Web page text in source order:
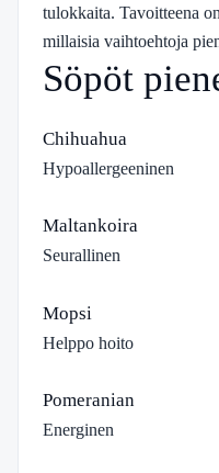
tulokkaita. Tavoitteena
millaisia vaihtoehtoja
Söpöt
Chihuahua
Hypoallergeeninen
Maltankoira
Seurallinen
Mopsi
Helppo hoito
Pomeranian
Energinen